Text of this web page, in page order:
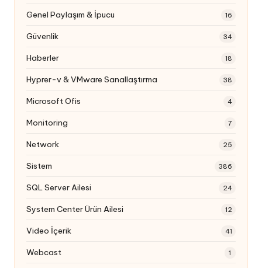
Genel Paylaşım & İpucu 16
Güvenlik 34
Haberler 18
Hyprer-v & VMware Sanallaştırma 38
Microsoft Ofis 4
Monitoring 7
Network 25
Sistem 386
SQL Server Ailesi 24
System Center Ürün Ailesi 12
Video İçerik 41
Webcast 1